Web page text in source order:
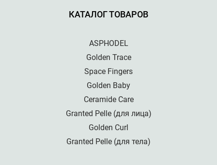
КАТАЛОГ ТОВАРОВ
ASPHODEL
Golden Trace
Space Fingers
Golden Baby
Ceramide Care
Granted Pelle (для лица)
Golden Curl
Granted Pelle (для тела)